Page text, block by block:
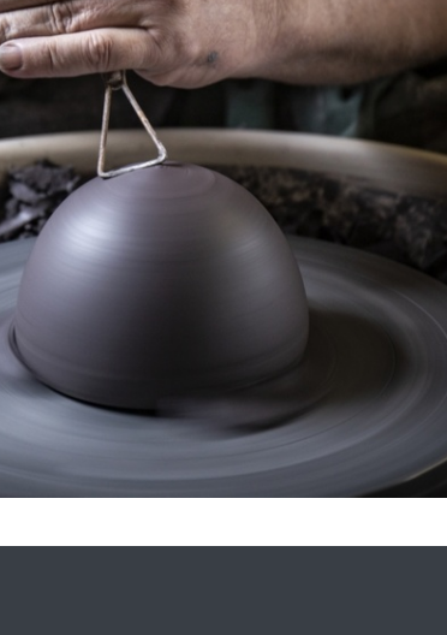
Décoration de jardin
Bordures de jardin
Créez votre mobile